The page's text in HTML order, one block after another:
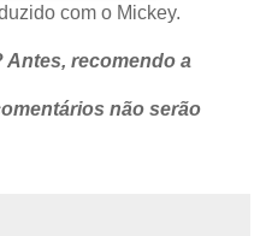
com o Mickey.
recomendo a
não serão